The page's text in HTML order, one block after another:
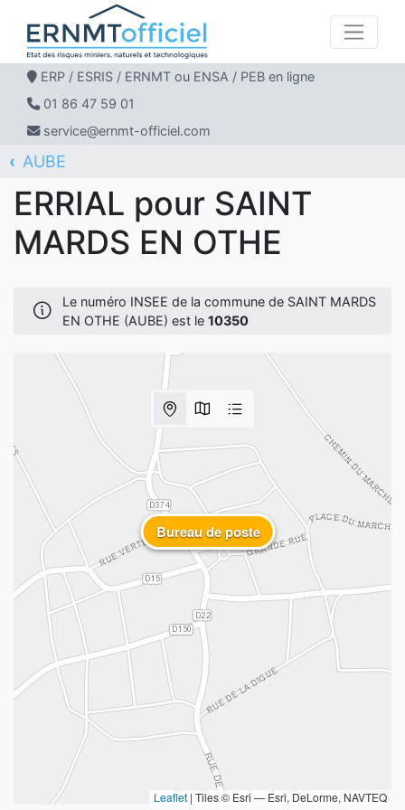
ERP / ESRIS / ERNMT ou ENSA / PEB en ligne
01 86 47 59 01
service@ernmt-officiel.com
ERNMT Officiel
ERRIAL
AUBE
SAINT MARDS EN OTHE
ERRIAL pour SAINT
MARDS EN OTHE
Le numéro INSEE de la commune de SAINT MARDS
EN OTHE (AUBE) est le 10350
Bureau de poste
Leaflet | Tiles © Esri — Esri, DeLorme, NAVTEQ